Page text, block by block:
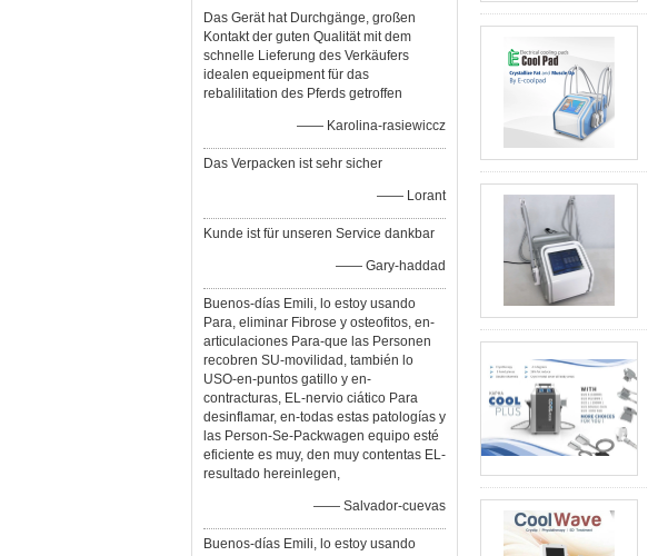
Das Gerät hat Durchgänge, großen
Kontakt der guten Qualität mit dem
schnelle Lieferung des Verkäufers
idealen equeipment für das
rebalilitation des Pferds getroffen
—— Karolina-rasiewiccz
Das Verpacken ist sehr sicher
—— Lorant
Kunde ist für unseren Service dankbar
—— Gary-haddad
Buenos-días Emili, lo estoy usando
Para, eliminar Fibrose y osteofitos, en-
articulaciones Para-que las Personen
recobren SU-movilidad, también lo
USO-en-puntos gatillo y en-
contracturas, EL-nervio ciático Para
desinflamar, en-todas estas patologías y
las Person-Se-Packwagen equipo esté
eficiente es muy, den muy contentas EL-
resultado hereinlegen,
—— Salvador-cuevas
Buenos-días Emili, lo estoy usando